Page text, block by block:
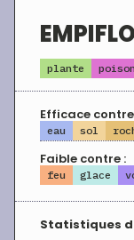
plante poison
Efficace
eau sol
Faible contre :
feu glace
Statistiques